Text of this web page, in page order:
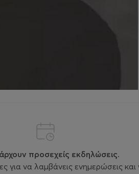
προσεχείς εκδηλώσεις.
να λαμβάνεις ενημερώσεις και